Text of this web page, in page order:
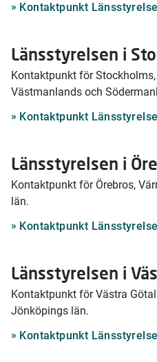
Kontaktpunkt
Länsstyrelsen i
Kontaktpunkt för
Västmanlands och
Kontaktpunkt
Länsstyrelsen i
Kontaktpunkt för Örebros,
län.
Kontaktpunkt
Länsstyrelsen i
Kontaktpunkt för Västra
Jönköpings län.
Kontaktpunkt